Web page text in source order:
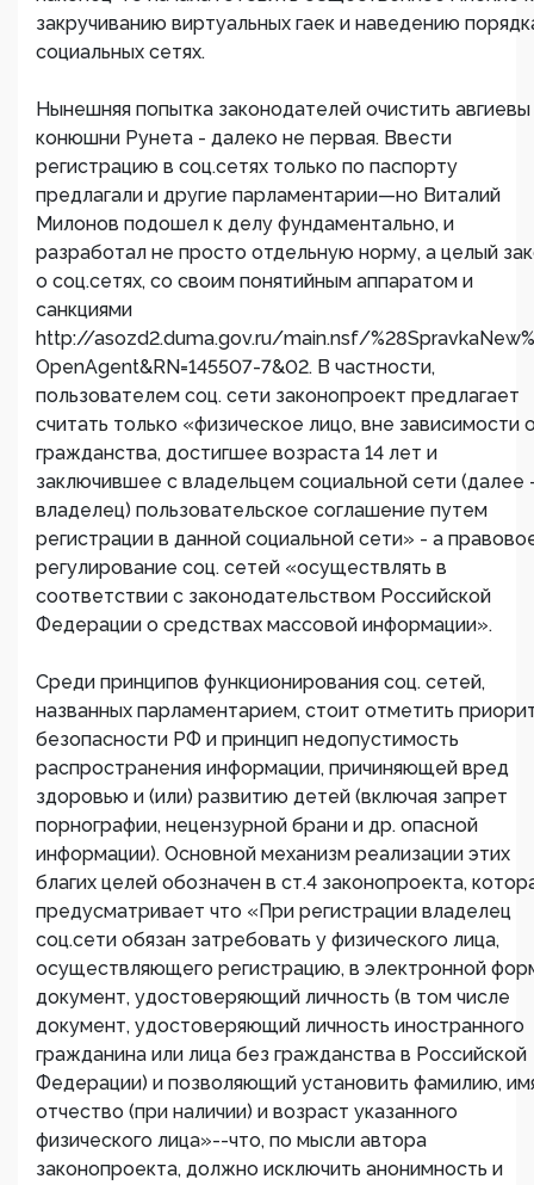
закручиванию виртуальных гаек и наведению
социальных сетях.
Нынешняя попытка законодателей очистить авгиевы
конюшни Рунета - далеко не первая. Ввести
регистрацию в соц.сетях только по паспорту
предлагали и другие парламентарии—но Виталий
Милонов подошел к делу фундаментально, и
разработал не просто отдельную норму, а целый
о соц.сетях, со своим понятийным аппаратом и
санкциями
http://asozd2.duma.gov.ru/main.nsf/
OpenAgent&RN=145507-7&02. В частности,
пользователем соц. сети законопроект предлагает
считать только «физическое лицо, вне зависимости
гражданства, достигшее возраста 14 лет и
заключившее с владельцем социальной сети (далее
владелец) пользовательское соглашение путем
регистрации в данной социальной сети» - а
регулирование соц. сетей «осуществлять в
соответствии с законодательством Российской
Федерации о средствах массовой информации».
Среди принципов функционирования соц. сетей,
названных парламентарием, стоит отметить
безопасности РФ и принцип недопустимость
распространения информации, причиняющей вред
здоровью и (или) развитию детей (включая запрет
порнографии, нецензурной брани и др. опасной
информации). Основной механизм реализации этих
благих целей обозначен в ст.4 законопроекта,
предусматривает что «При регистрации владелец
соц.сети обязан затребовать у физического лица,
осуществляющего регистрацию, в электронной
документ, удостоверяющий личность (в том числе
документ, удостоверяющий личность иностранного
гражданина или лица без гражданства в Российской
Федерации) и позволяющий установить фамилию,
отчество (при наличии) и возраст указанного
физического лица»--что, по мысли автора
законопроекта, должно исключить анонимность и